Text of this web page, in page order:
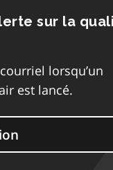
sur la
lorsqu’un
est lancé.